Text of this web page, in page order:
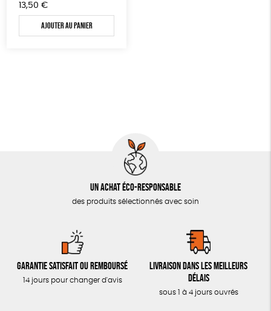
JEUX
Fabrication artisanale
13,50 €
Ajouter au panier
Un achat éco-responsable
des produits sélectionnés avec soin
Garantie satisfait ou remboursé
14 jours pour changer d'avis
Livraison dans les meilleurs
délais
sous 1 à 4 jours ouvrés